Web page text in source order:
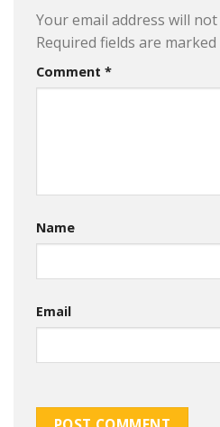
Your email address will
Required fields are marked
Comment *
Name
Email